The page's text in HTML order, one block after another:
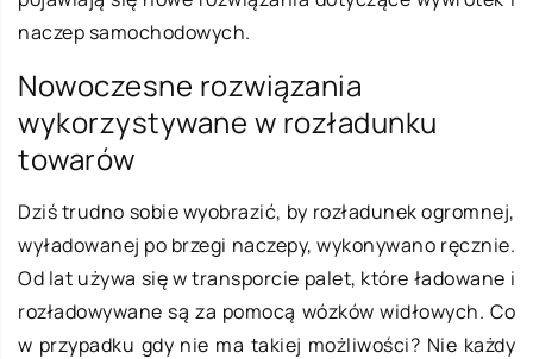
naczep samochodowych.
Nowoczesne rozwiązania
wykorzystywane w rozładunku
towarów
Dziś trudno sobie wyobrazić, by rozładunek ogromnej,
wyładowanej po brzegi naczepy, wykonywano ręcznie.
Od lat używa się w transporcie palet, które ładowane i
rozładowywane są za pomocą wózków widłowych. Co
w przypadku gdy nie ma takiej możliwości? Nie każdy